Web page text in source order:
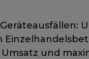
und